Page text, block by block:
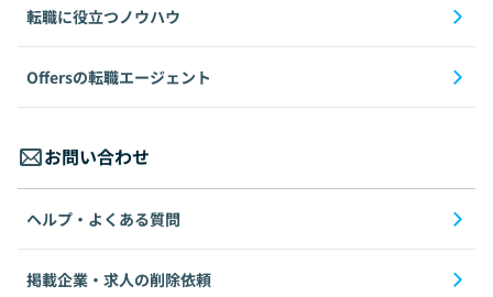
転職に役立つノウハウ
Offersの転職エージェント
お問い合わせ
ヘルプ・よくある質問
掲載企業・求人の削除依頼